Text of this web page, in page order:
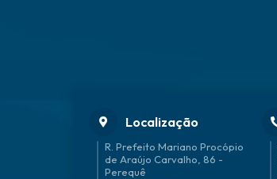
Localização
R. Prefeito Mariano Procópio
de Araújo Carvalho, 86 -
Perequê